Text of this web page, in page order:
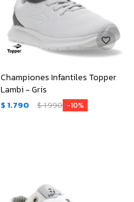
Championes Infantiles Topper
Lambi - Gris
$ 1.790 $1.990 10